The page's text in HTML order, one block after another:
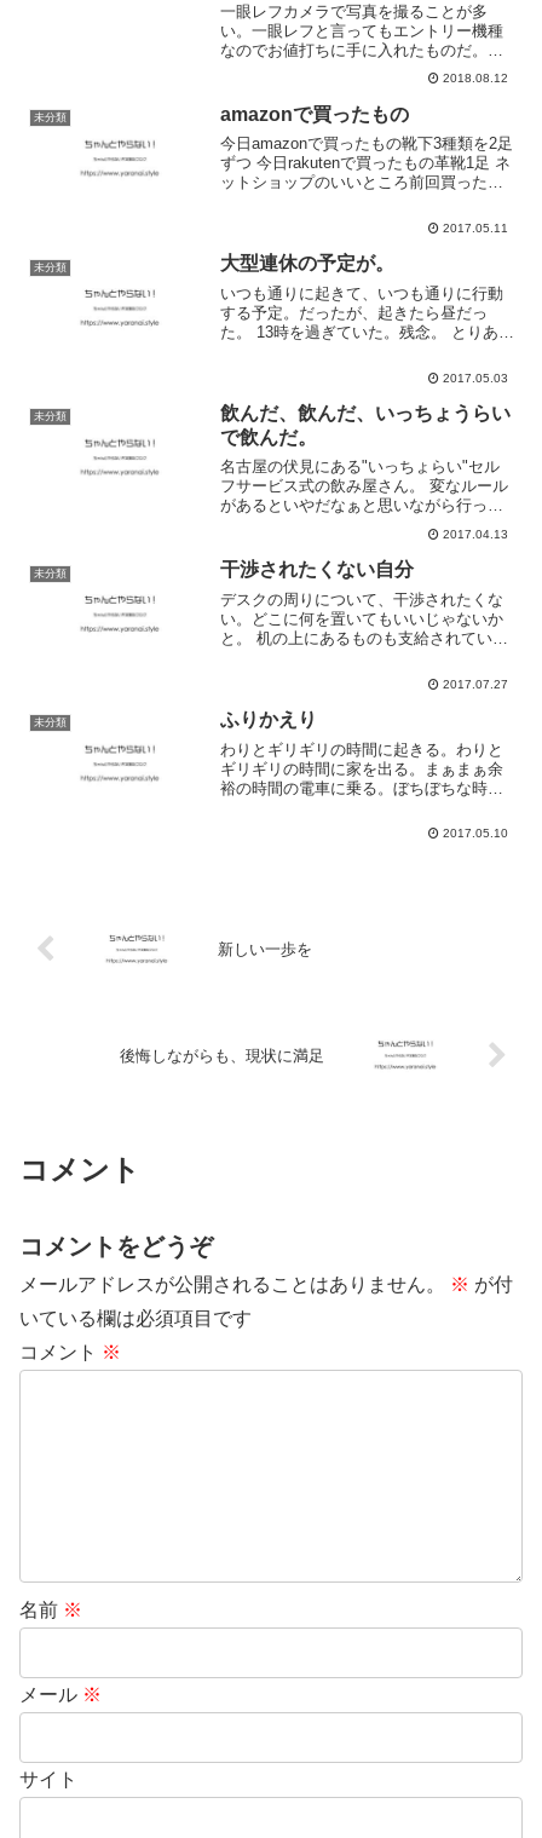
一眼レフカメラで写真を撮ることが多
い。一眼レフと言ってもエントリー機種
なのでお値打ちに手に入れたものだ。画
質や使い勝手、撮っているときのテンシ
ョンも含めて一眼レフカメラで撮影した
ときのほうが優れている。iPhoneのカメ
ラ画質がどれだけよく...
2018.08.12
未分類 amazonで買ったもの
今日amazonで買ったもの靴下3種類を2足
ずつ 今日rakutenで買ったもの革靴1足 ネ
ットショップのいいところ前回買った履
うことができた。そういえば、1年ちょっ
時...
2017.05.11
未分類 大型連休の予定が。
いつも通りに起きて、いつも通りに行動
する予定。だったが、起きたら昼だっ
た。 13時を過ぎていた。残念。 とりあえ
りとお昼ご飯。17時前だったけれど。無
いのは一番の問題...
2017.05.03
未分類
飲んだ、飲んだ、いっちょうらい
で飲んだ。
名古屋の伏見にある"いっちょらい"セル
フサービス式の飲み屋さん。 変なルール
があるといやだなぁと思いながら行って
みた。気さくな大将で、一安心。 瓶ビー
ルがおいしそうで、久しぶりに外で飲ん
だ。 外で飲むと帰りたくなくなる。 もっ
とダラダラしな...
2017.04.13
未分類 干渉されたくない自分
デスクの周りについて、干渉されたくな
い。どこに何を置いてもいいじゃないか
と。 机の上にあるものも支給されている
と。 それをあーだこーだ言われるとね。
2017.07.27
未分類 ふりかえり
わりとギリギリの時間に起きる。わりと
ギリギリの時間に家を出る。まぁまぁ余
裕の時間の電車に乗る。ぼちぼちな時間
時に会社を出る。新しくできた電気屋さ
2017.05.10
新しい一歩を
後悔しながらも、現状に満足
コメント
コメントをどうぞ
メールアドレスが公開されることはありません。 ※ が付
いている欄は必須項目です
コメント ※
名前 ※
メール ※
サイト